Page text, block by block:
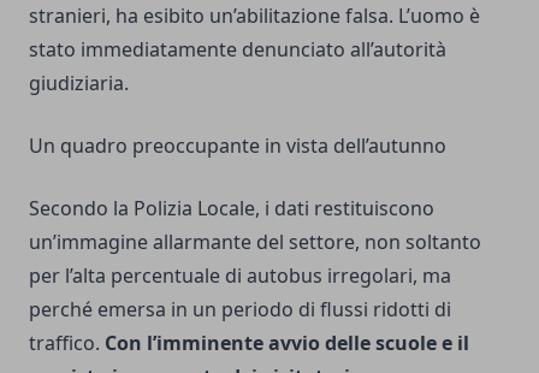
stranieri, ha esibito un’abilitazione falsa. L’uomo è
stato immediatamente denunciato all’autorità
giudiziaria.
Un quadro preoccupante in vista dell’autunno
Secondo la Polizia Locale, i dati restituiscono
un’immagine allarmante del settore, non soltanto
per l’alta percentuale di autobus irregolari, ma
perché emersa in un periodo di flussi ridotti di
traffico. Con l’imminente avvio delle scuole e il